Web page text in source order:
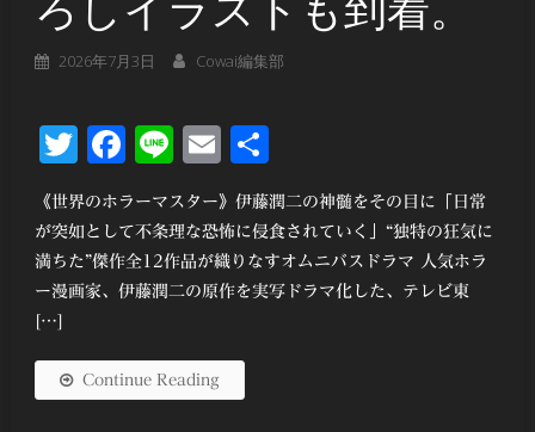
ろしイラストも到着。
2026年7月3日 Cowai編集部
Twitter
Facebook
LineEmail
《世界のホラーマスター》伊藤潤二の神髄をその目に「日常
が突如として不条理な恐怖に侵食されていく」“独特の狂気に
満ちた”傑作全12作品が織りなすオムニバスドラマ 人気ホラ
ー漫画家、伊藤潤二の原作を実写ドラマ化した、テレビ東
[…]
Continue Reading